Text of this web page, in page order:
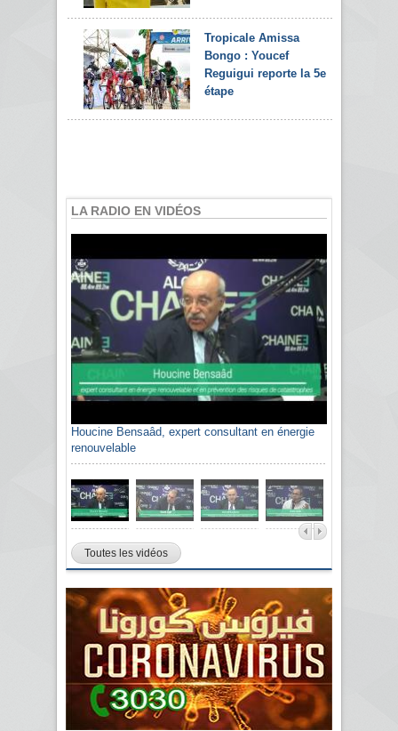
Tropicale Amissa
Bongo : Youcef
Reguigui reporte la 5e
étape
LA RADIO EN VIDÉOS
Houcine Bensaâd, expert consultant en énergie
renouvelable
Toutes les vidéos